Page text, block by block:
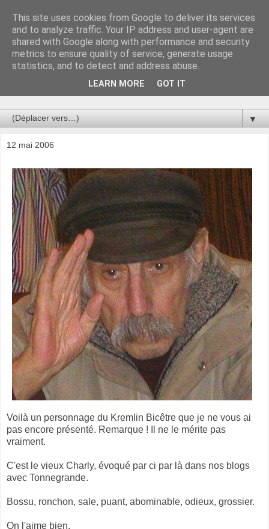
Au bistro !
La connerie étant le seul chemin susceptible de nous faire
entrevoir une parcelle de vérité, utilisons la par des moyens
de communication efficaces. Le temps qu'on remplisse nos
▼
12 mai 2006
Voilà un personnage du Kremlin Bicêtre que je ne vous ai
pas encore présenté. Remarque ! Il ne le mérite pas
vraiment.
C'est le vieux Charly, évoqué par ci par là dans nos blogs
avec Tonnegrande.
Bossu, ronchon, sale, puant, abominable, odieux, grossier.
On l'aime bien.
This site uses cookies from Google to deliver its services
and to analyze traffic. Your IP address and user-agent are
shared with Google along with performance and security
metrics to ensure quality of service, generate usage
statistics, and to detect and address abuse.
LEARN MORE GOT IT